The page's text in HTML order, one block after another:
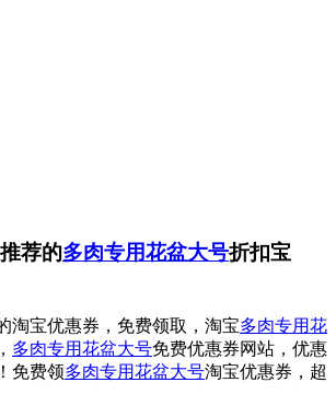
荐的多肉专用花盆大号折扣宝
淘宝优惠券，免费领取，淘宝多肉专用花
多肉专用花盆大号免费优惠券网站，优惠
免费领多肉专用花盆大号淘宝优惠券，超